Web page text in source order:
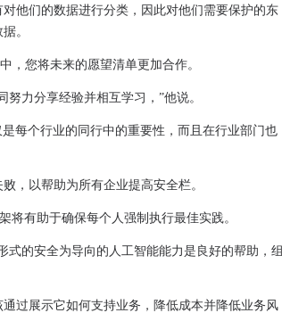
产人数增长
时期
范围内通过10亿
用户界面创新
电数据在瑞典举行
插入数据分析
障碍
罗姆曼
他们的数据进行分类，因此对他们需要保护的东
。
，您将未来的愿望清单更加合作。
力分享经验并相互学习，”他说。
每个行业的同行中的重要性，而且在行业部门也
，以帮助为所有企业提高安全栏。
将有助于确保每个人强制执行最佳实践。
式的安全为导向的人工智能能力是良好的帮助，组
过展示它如何支持业务，降低成本并降低业务风